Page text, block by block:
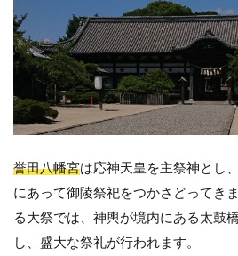
誉田八幡宮は応神天皇を主祭神とし
にあって御陵祭祀をつかさどってき
る大祭では、神輿が境内にある太鼓
し、盛大な祭礼が行われます。